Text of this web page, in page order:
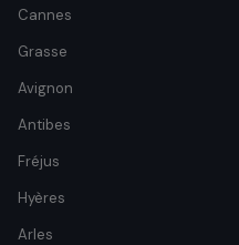
Cannes
Grasse
Avignon
Antibes
Fréjus
Hyères
Arles